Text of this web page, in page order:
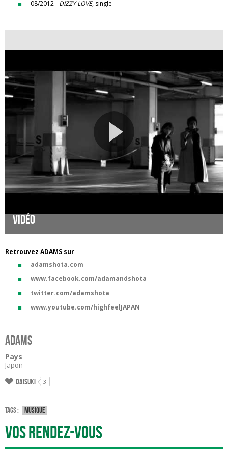
08/2012 - DIZZY LOVE, single
Vidéo
Retrouvez ADAMS sur
adamshota.com
www.facebook.com/adamandshota
twitter.com/adamshota
www.youtube.com/highfeelJAPAN
ADAMS
Pays
Japon
Daisuki 3
Tags : Musique
Vos rendez-vous